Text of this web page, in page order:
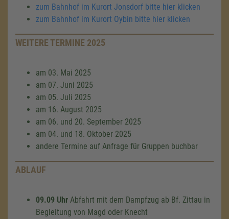
zum Bahnhof im Kurort Jonsdorf bitte hier klicken
zum Bahnhof im Kurort Oybin bitte hier klicken
WEITERE TERMINE 2025
am 03. Mai 2025
am 07. Juni 2025
am 05. Juli 2025
am 16. August 2025
am 06. und 20. September 2025
am 04. und 18. Oktober 2025
andere Termine auf Anfrage für Gruppen buchbar
ABLAUF
09.09 Uhr Abfahrt mit dem Dampfzug ab Bf. Zittau in
Begleitung von Magd oder Knecht